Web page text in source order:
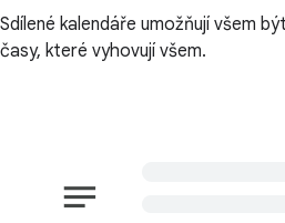
Sdílené kalendáře umožňují všem
časy, které vyhovují všem.